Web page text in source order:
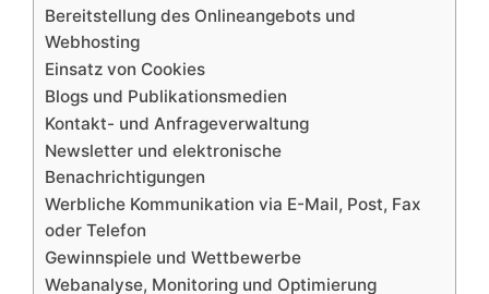
Bereitstellung des Onlineangebots und
Webhosting
Einsatz von Cookies
Blogs und Publikationsmedien
Kontakt- und Anfrageverwaltung
Newsletter und elektronische
Benachrichtigungen
Werbliche Kommunikation via E-Mail, Post, Fax
oder Telefon
Gewinnspiele und Wettbewerbe
Webanalyse, Monitoring und Optimierung